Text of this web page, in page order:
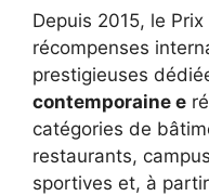
Depuis 2015, le
récompenses
prestigieuses
contemporaine e
catégories de
restaurants,
sportives et, à